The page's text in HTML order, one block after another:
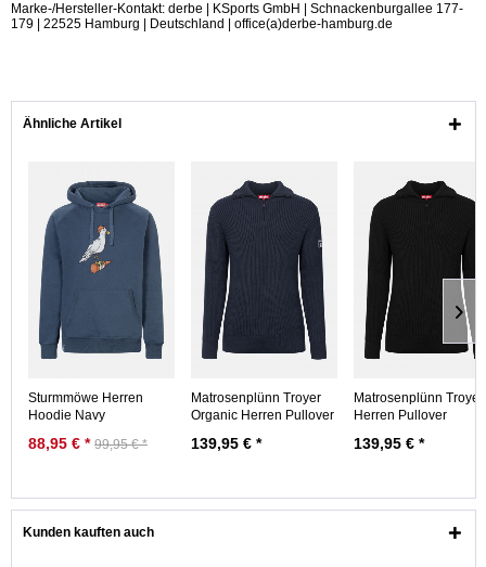
Marke-/Hersteller-Kontakt: derbe | KSports GmbH | Schnackenburgallee 177-
179 | 22525 Hamburg | Deutschland | office(a)derbe-hamburg.de
Ähnliche Artikel
Sturmmöwe Herren
Hoodie Navy
88,95 € * 99,95 € *
Matrosenplünn Troyer
Organic Herren Pullover
139,95 € *
Matrosenplünn Troyer
Herren Pullover
139,95 € *
Kunden kauften auch